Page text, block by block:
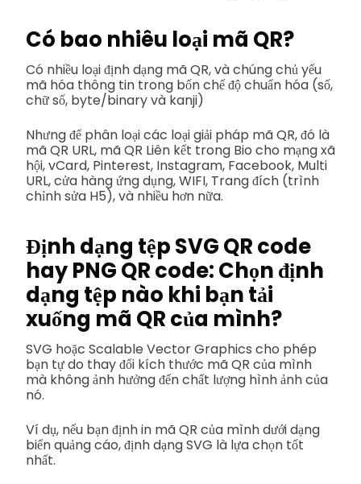
Có bao nhiêu loại mã QR?
Có nhiều loại định dạng mã QR, và chúng chủ yếu
mã hóa thông tin trong bốn chế độ chuẩn hóa (số,
chữ số, byte/binary và kanji)
Nhưng để phân loại các loại giải pháp mã QR, đó là
mã QR URL, mã QR Liên kết trong Bio cho mạng xã
hội, vCard, Pinterest, Instagram, Facebook, Multi
URL, cửa hàng ứng dụng, WIFI, Trang đích (trình
chỉnh sửa H5), và nhiều hơn nữa.
Định dạng tệp SVG QR code
hay PNG QR code: Chọn định
dạng tệp nào khi bạn tải
xuống mã QR của mình?
SVG hoặc Scalable Vector Graphics cho phép
bạn tự do thay đổi kích thước mã QR của mình
mà không ảnh hưởng đến chất lượng hình ảnh của
nó.
Ví dụ, nếu bạn định in mã QR của mình dưới dạng
biển quảng cáo, định dạng SVG là lựa chọn tốt
nhất.